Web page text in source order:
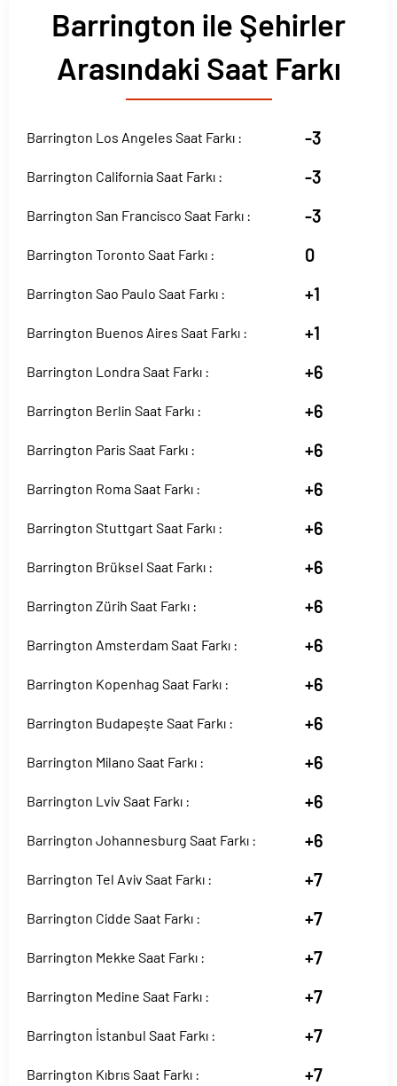
Barrington ile Şehirler
Arasındaki Saat Farkı
Barrington Los Angeles Saat Farkı : -3
Barrington California Saat Farkı : -3
Barrington San Francisco Saat Farkı : -3
Barrington Toronto Saat Farkı : 0
Barrington Sao Paulo Saat Farkı : +1
Barrington Buenos Aires Saat Farkı : +1
Barrington Londra Saat Farkı : +6
Barrington Berlin Saat Farkı : +6
Barrington Paris Saat Farkı : +6
Barrington Roma Saat Farkı : +6
Barrington Stuttgart Saat Farkı : +6
Barrington Brüksel Saat Farkı : +6
Barrington Zürih Saat Farkı : +6
Barrington Amsterdam Saat Farkı : +6
Barrington Kopenhag Saat Farkı : +6
Barrington Budapeşte Saat Farkı : +6
Barrington Milano Saat Farkı : +6
Barrington Lviv Saat Farkı : +6
Barrington Johannesburg Saat Farkı : +6
Barrington Tel Aviv Saat Farkı : +7
Barrington Cidde Saat Farkı : +7
Barrington Mekke Saat Farkı : +7
Barrington Medine Saat Farkı : +7
Barrington İstanbul Saat Farkı : +7
Barrington Kıbrıs Saat Farkı : +7